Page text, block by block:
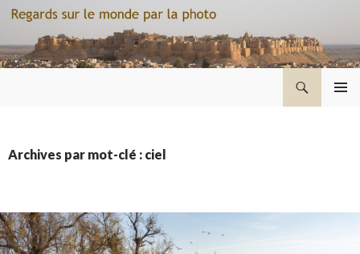
Archives par mot-clé : ciel